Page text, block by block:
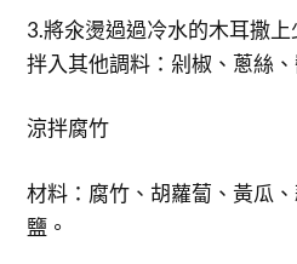
3.將氽燙過過冷水的木耳撒上
拌入其他調料：剁椒、蔥絲
涼拌腐竹
材料：腐竹、胡蘿蔔、黃瓜
鹽。